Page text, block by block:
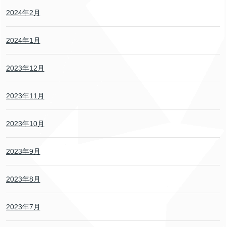
2024年2月
2024年1月
2023年12月
2023年11月
2023年10月
2023年9月
2023年8月
2023年7月